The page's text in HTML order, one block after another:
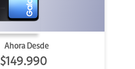
Ahora Desde
$149.990